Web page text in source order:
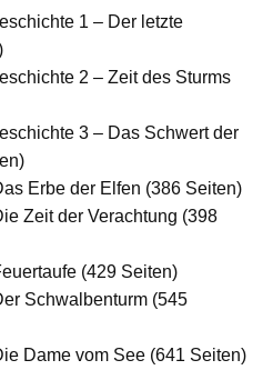
1 – Der letzte
2 – Zeit des Sturms
3 – Das Schwert der
Erbe der Elfen (386 Seiten)
Zeit der Verachtung (398
(429 Seiten)
Schwalbenturm (545
Dame vom See (641 Seiten)